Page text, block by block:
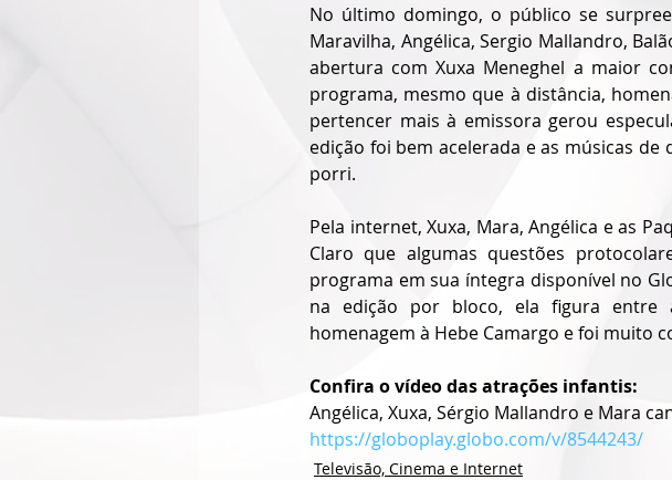
No último domingo, o público se
Maravilha, Angélica, Sergio Mallandro,
abertura com Xuxa Meneghel a maior
programa, mesmo que à distância,
pertencer mais à emissora gerou
edição foi bem acelerada e as músicas
porri.
Pela internet, Xuxa, Mara, Angélica e as
Claro que algumas questões
programa em sua íntegra disponível no
na edição por bloco, ela figura entre
homenagem à Hebe Camargo e foi muito
Confira o vídeo das atrações infantis:
Angélica, Xuxa, Sérgio Mallandro e Mara
https://globoplay.globo.com/v/8544243/
Televisão, Cinema e Internet